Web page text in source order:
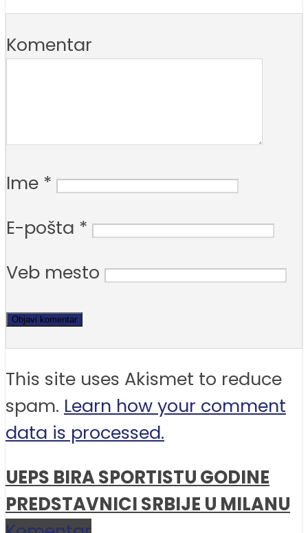
Komentar
Ime *
E-pošta *
Veb mesto
This site uses Akismet to reduce
spam. Learn how your comment
data is processed.
UEPS BIRA SPORTISTU GODINE
PREDSTAVNICI SRBIJE U MILANU